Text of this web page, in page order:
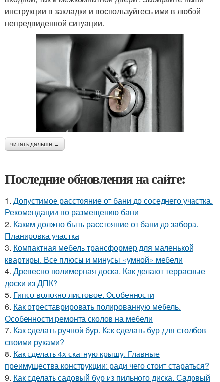
инструкции в закладки и воспользуйтесь ими в любой
непредвиденной ситуации.
читать дальше →
Последние обновления на сайте:
1. Допустимое расстояние от бани до соседнего участка.
Рекомендации по размещению бани
2. Каким должно быть расстояние от бани до забора.
Планировка участка
3. Компактная мебель трансформер для маленькой
квартиры. Все плюсы и минусы «умной» мебели
4. Древесно полимерная доска. Как делают террасные
доски из ДПК?
5. Гипсо волокно листовое. Особенности
6. Как отреставрировать полированную мебель.
Особенности ремонта сколов на мебели
7. Как сделать ручной бур. Как сделать бур для столбов
своими руками?
8. Как сделать 4х скатную крышу. Главные
преимущества конструкции: ради чего стоит стараться?
9. Как сделать садовый бур из пильного диска. Садовый